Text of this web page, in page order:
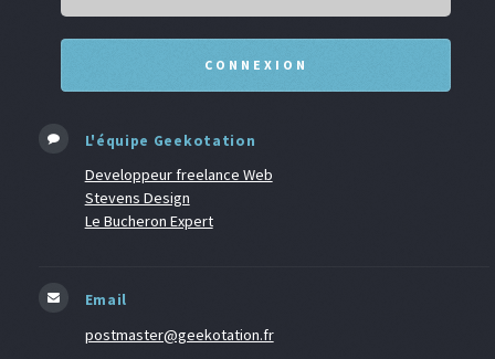
L'équipe Geekotation
Developpeur freelance Web
Stevens Design
Le Bucheron Expert
Email
postmaster@geekotation.fr